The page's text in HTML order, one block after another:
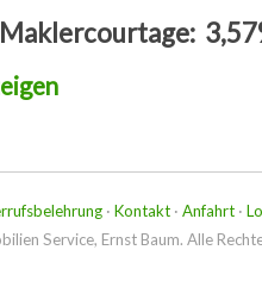
· Kontakt · Anfahrt ·
Service, Ernst Baum. Alle